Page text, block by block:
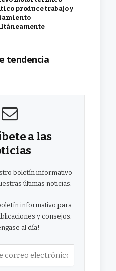
produce trabajo y
tendencia
a las
boletín informativo
últimas noticias.
informativo para
y consejos.
al día!